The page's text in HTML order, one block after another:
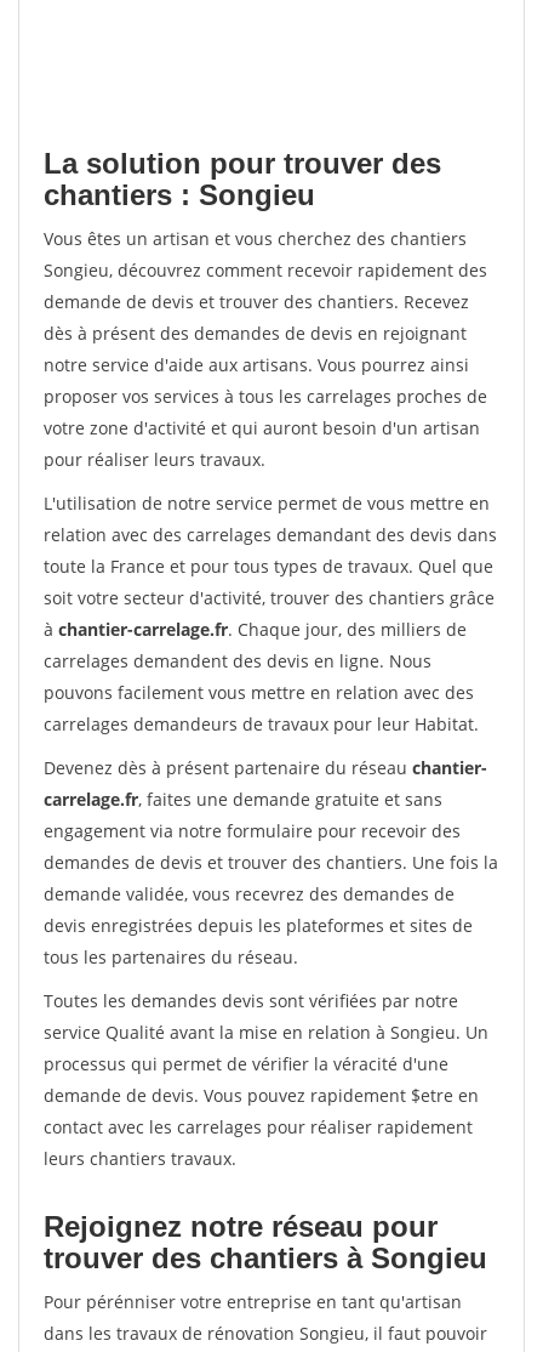
La solution pour trouver des
chantiers : Songieu
Vous êtes un artisan et vous cherchez des chantiers
Songieu, découvrez comment recevoir rapidement des
demande de devis et trouver des chantiers. Recevez
dès à présent des demandes de devis en rejoignant
notre service d'aide aux artisans. Vous pourrez ainsi
proposer vos services à tous les carrelages proches de
votre zone d'activité et qui auront besoin d'un artisan
pour réaliser leurs travaux.
L'utilisation de notre service permet de vous mettre en
relation avec des carrelages demandant des devis dans
toute la France et pour tous types de travaux. Quel que
soit votre secteur d'activité, trouver des chantiers grâce
à chantier-carrelage.fr. Chaque jour, des milliers de
carrelages demandent des devis en ligne. Nous
pouvons facilement vous mettre en relation avec des
carrelages demandeurs de travaux pour leur Habitat.
Devenez dès à présent partenaire du réseau chantier-
carrelage.fr, faites une demande gratuite et sans
engagement via notre formulaire pour recevoir des
demandes de devis et trouver des chantiers. Une fois la
demande validée, vous recevrez des demandes de
devis enregistrées depuis les plateformes et sites de
tous les partenaires du réseau.
Toutes les demandes devis sont vérifiées par notre
service Qualité avant la mise en relation à Songieu. Un
processus qui permet de vérifier la véracité d'une
demande de devis. Vous pouvez rapidement $etre en
contact avec les carrelages pour réaliser rapidement
leurs chantiers travaux.
Rejoignez notre réseau pour
trouver des chantiers à Songieu
Pour pérénniser votre entreprise en tant qu'artisan
dans les travaux de rénovation Songieu, il faut pouvoir